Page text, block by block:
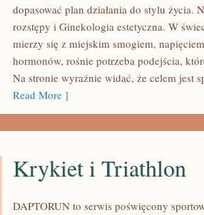
TERAPIE
dopasować plan działania do stylu życia.
rozstępy i Ginekologia estetyczna. W
mierzy się z miejskim smogiem,
hormonów, rośnie potrzeba podejścia,
Na stronie wyraźnie widać, że celem jest
Read More ]
Krykiet i Triathlon
DAPTORUN to serwis poświęcony